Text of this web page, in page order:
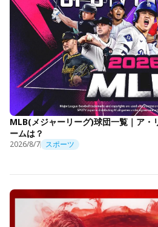
MLB(メジャーリーグ)球団一覧｜ア・
ームは？
2026/8/7 スポーツ